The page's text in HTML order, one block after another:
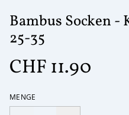
Bambus Socken -
25-35
CHF 11.90
MENGE